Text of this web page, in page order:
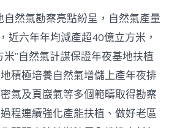
然氣勘察亮點紛呈，自然氣產量
近六年年均減產超40億立方米，
米”自然氣計謀保證年夜基地扶植
積極培養自然氣增儲上產年夜排
氣及頁巖氣等多個範疇取得勘察
程連續強化產能扶植、做好老區